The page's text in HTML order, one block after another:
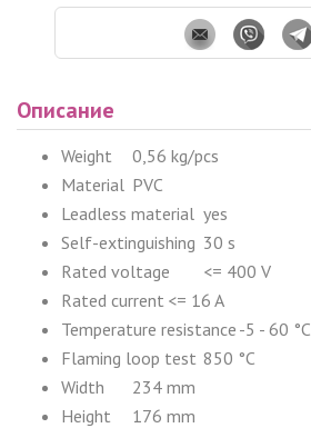
Описание
Weight
0,56 kg/pcs
Material PVC
Leadless material yes
Self-extinguishing 30 s
Rated voltage
<= 400 V
Rated current <= 16 A
Temperature resistance -5 - 60 °C
Flaming loop test 850 °C
Width
234 mm
Height
176 mm